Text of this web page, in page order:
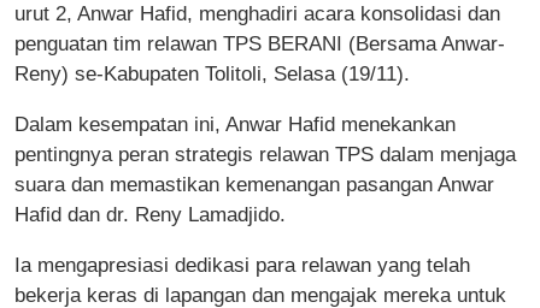
urut 2, Anwar Hafid, menghadiri acara konsolidasi dan
penguatan tim relawan TPS BERANI (Bersama Anwar-
Reny) se-Kabupaten Tolitoli, Selasa (19/11).
Dalam kesempatan ini, Anwar Hafid menekankan
pentingnya peran strategis relawan TPS dalam menjaga
suara dan memastikan kemenangan pasangan Anwar
Hafid dan dr. Reny Lamadjido.
Ia mengapresiasi dedikasi para relawan yang telah
bekerja keras di lapangan dan mengajak mereka untuk